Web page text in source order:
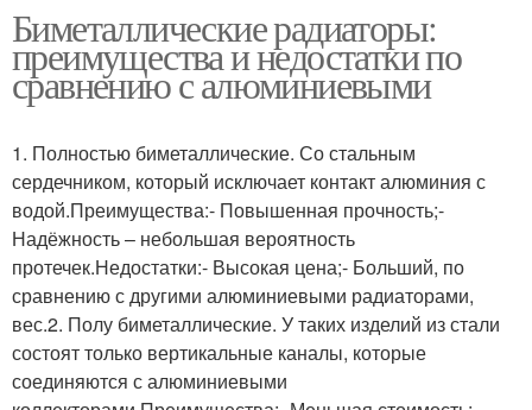
Биметаллические радиаторы:
преимущества и недостатки по
сравнению с алюминиевыми
1. Полностью биметаллические. Со стальным
сердечником, который исключает контакт алюминия с
водой.Преимущества:- Повышенная прочность;-
Надёжность – небольшая вероятность
протечек.Недостатки:- Высокая цена;- Больший, по
сравнению с другими алюминиевыми радиаторами,
вес.2. Полу биметаллические. У таких изделий из стали
состоят только вертикальные каналы, которые
соединяются с алюминиевыми